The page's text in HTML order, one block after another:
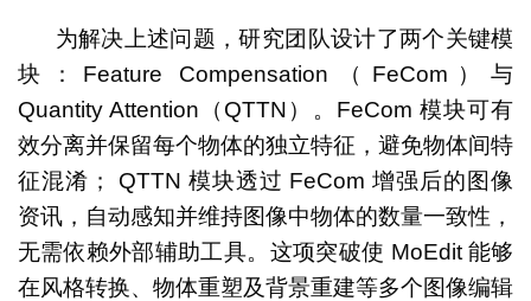
为解决上述问题，研究团队设计了两个关键模
块：Feature Compensation（FeCom）与
Quantity Attention（QTTN）。FeCom 模块可有
效分离并保留每个物体的独立特征，避免物体间特
征混淆； QTTN 模块透过 FeCom 增强后的图像
资讯，自动感知并维持图像中物体的数量一致性，
无需依赖外部辅助工具。这项突破使 MoEdit 能够
在风格转换、物体重塑及背景重建等多个图像编辑